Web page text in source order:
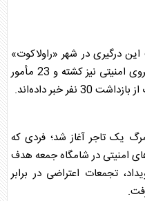
درگیری در شهر «راولاکوت»
رخ داده است. در این رویداد، چهار نیروی امنیتی نیز کشته و 23 مأمور
خبر داده‌اند.
یک تاجر آغاز شد؛ فردی که
امنیتی در شامگاه جمعه هدف
تجمعات اعتراضی در برابر